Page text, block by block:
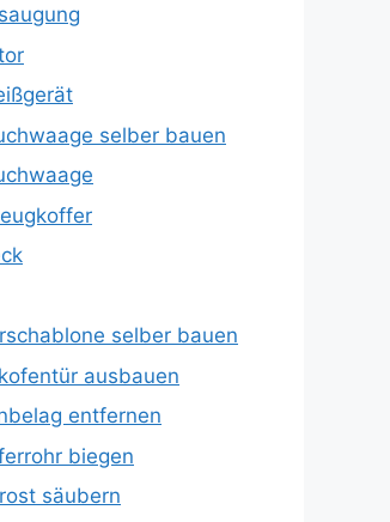
selber bauen
selber bauen
ausbauen
entfernen
biegen
säubern